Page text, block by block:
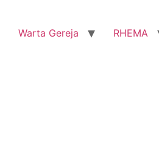
Warta Gereja RHEMA